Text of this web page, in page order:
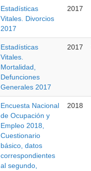
Estadísticas
Vitales. Divorcios
2017
2017
Estadísticas
Vitales.
Mortalidad,
Defunciones
Generales 2017
2017
Encuesta Nacional
de Ocupación y
Empleo 2018,
Cuestionario
básico, datos
correspondientes
al segundo,
2018